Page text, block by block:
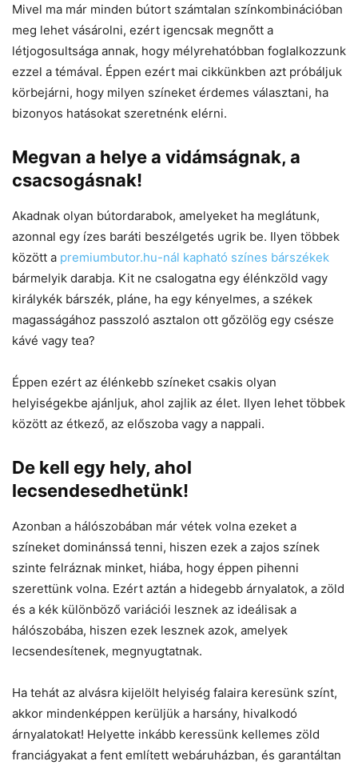
Mivel ma már minden bútort számtalan színkombinációban
meg lehet vásárolni, ezért igencsak megnőtt a
létjogosultsága annak, hogy mélyrehatóbban foglalkozzunk
ezzel a témával. Éppen ezért mai cikkünkben azt próbáljuk
körbejárni, hogy milyen színeket érdemes választani, ha
bizonyos hatásokat szeretnénk elérni.
Megvan a helye a vidámságnak, a
csacsogásnak!
Akadnak olyan bútordarabok, amelyeket ha meglátunk,
azonnal egy ízes baráti beszélgetés ugrik be. Ilyen többek
között a premiumbutor.hu-nál kapható színes bárszékek
bármelyik darabja. Kit ne csalogatna egy élénkzöld vagy
királykék bárszék, pláne, ha egy kényelmes, a székek
magasságához passzoló asztalon ott gőzölög egy csésze
kávé vagy tea?
Éppen ezért az élénkebb színeket csakis olyan
helyiségekbe ajánljuk, ahol zajlik az élet. Ilyen lehet többek
között az étkező, az előszoba vagy a nappali.
De kell egy hely, ahol
lecsendesedhetünk!
Azonban a hálószobában már vétek volna ezeket a
színeket dominánssá tenni, hiszen ezek a zajos színek
szinte felráznak minket, hiába, hogy éppen pihenni
szerettünk volna. Ezért aztán a hidegebb árnyalatok, a zöld
és a kék különböző variációi lesznek az ideálisak a
hálószobába, hiszen ezek lesznek azok, amelyek
lecsendesítenek, megnyugtatnak.
Ha tehát az alvásra kijelölt helyiség falaira keresünk színt,
akkor mindenképpen kerüljük a harsány, hivalkodó
árnyalatokat! Helyette inkább keressünk kellemes zöld
franciágyakat a fent említett webáruházban, és garantáltan